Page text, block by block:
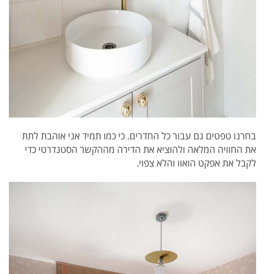
בחרנו טפטים גם עבור כל החדרים. כי כמו תמיד אני אוהבת לתת
את החוויה המלאה ולהוציא את הדירה מההקשר הסטנדרטי כדי
לקבל את אפקט הואוו והלא צפוי.